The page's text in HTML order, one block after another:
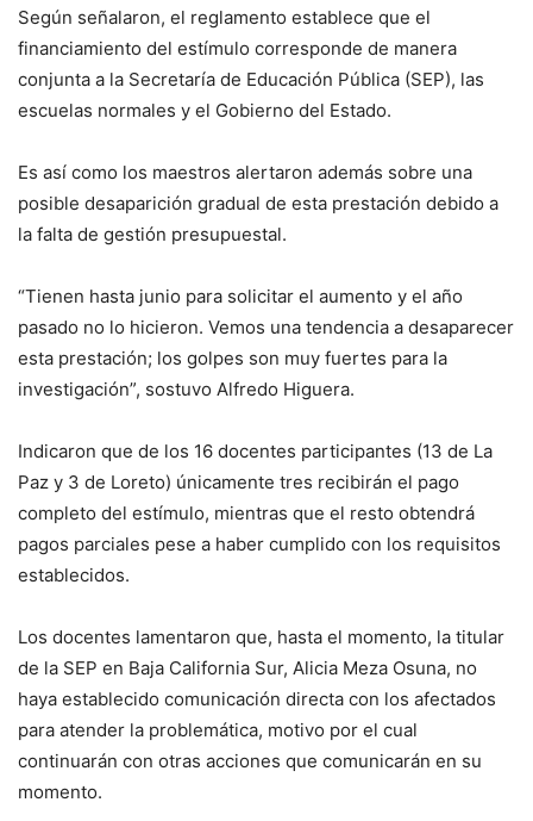
Según señalaron, el reglamento establece que el
financiamiento del estímulo corresponde de manera
conjunta a la Secretaría de Educación Pública (SEP), las
escuelas normales y el Gobierno del Estado.
Es así como los maestros alertaron además sobre una
posible desaparición gradual de esta prestación debido a
la falta de gestión presupuestal.
“Tienen hasta junio para solicitar el aumento y el año
pasado no lo hicieron. Vemos una tendencia a desaparecer
esta prestación; los golpes son muy fuertes para la
investigación”, sostuvo Alfredo Higuera.
Indicaron que de los 16 docentes participantes (13 de La
Paz y 3 de Loreto) únicamente tres recibirán el pago
completo del estímulo, mientras que el resto obtendrá
pagos parciales pese a haber cumplido con los requisitos
establecidos.
Los docentes lamentaron que, hasta el momento, la titular
de la SEP en Baja California Sur, Alicia Meza Osuna, no
haya establecido comunicación directa con los afectados
para atender la problemática, motivo por el cual
continuarán con otras acciones que comunicarán en su
momento.